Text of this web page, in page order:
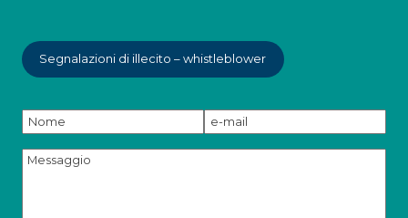
Segnalazioni di illecito – whistleblower